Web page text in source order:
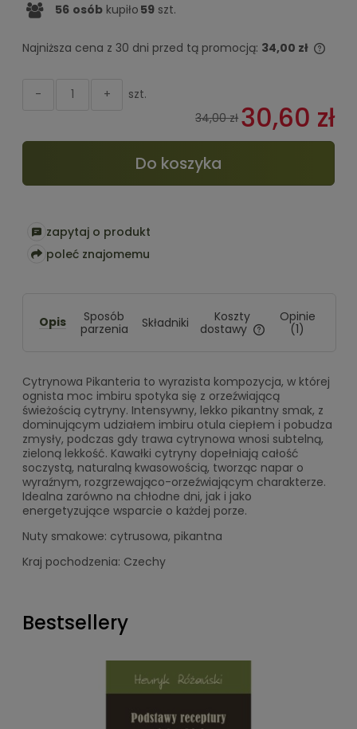
56 osób kupiło 59 szt.
Najniższa cena z 30 dni przed tą promocją: 34,00 zł
+
- szt.
30,60 zł
34,00 zł
Do koszyka
zapytaj o produkt
poleć znajomemu
Opis
Sposób
parzenia
Składniki
Koszty
dostawy
Opinie
(1)
Cytrynowa Pikanteria to wyrazista kompozycja, w której
ognista moc imbiru spotyka się z orzeźwiającą
świeżością cytryny. Intensywny, lekko pikantny smak, z
dominującym udziałem imbiru otula ciepłem i pobudza
zmysły, podczas gdy trawa cytrynowa wnosi subtelną,
zieloną lekkość. Kawałki cytryny dopełniają całość
soczystą, naturalną kwasowością, tworząc napar o
wyraźnym, rozgrzewająco-orzeźwiającym charakterze.
Idealna zarówno na chłodne dni, jak i jako
energetyzujące wsparcie o każdej porze.
Nuty smakowe: cytrusowa, pikantna
Kraj pochodzenia: Czechy
Bestsellery